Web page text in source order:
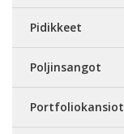
Pidikkeet
Poljinsangot
Portfoliokansiot